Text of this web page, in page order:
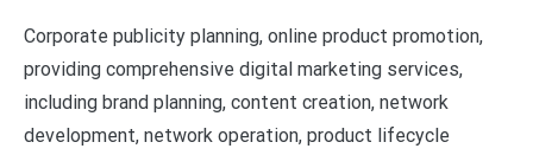
Corporate publicity planning, online product promotion,
providing comprehensive digital marketing services,
including brand planning, content creation, network
development, network operation, product lifecycle